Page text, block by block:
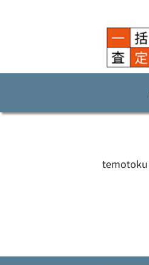
temotoku